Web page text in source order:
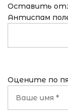
Оставить
Антиспам
Оцените по